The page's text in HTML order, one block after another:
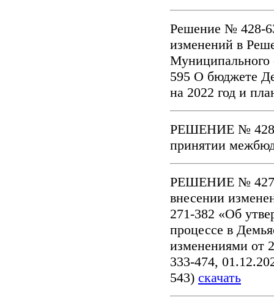
Решение № 428-
изменений в
Муниципального
595 О бюджете
на 2022 год и
РЕШЕНИЕ № 428-
принятии
РЕШЕНИЕ № 427-
внесении
271-382 «Об
процессе в
изменениями от
333-474,
543) скачать